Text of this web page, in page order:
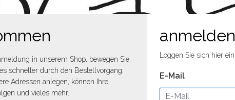
in unserem Shop, bewegen Sie
schneller durch den Bestellvorgang,
Adressen anlegen, können Ihre
und vieles mehr.
anmelden
Loggen Sie sich hier ein.
E-Mail